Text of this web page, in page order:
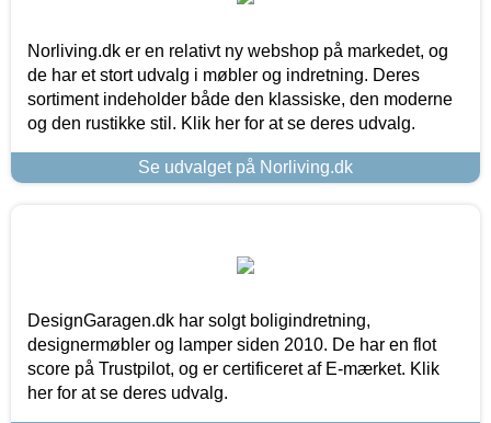
Norliving.dk er en relativt ny webshop på markedet, og
de har et stort udvalg i møbler og indretning. Deres
sortiment indeholder både den klassiske, den moderne
og den rustikke stil. Klik her for at se deres udvalg.
Se udvalget på Norliving.dk
DesignGaragen.dk har solgt boligindretning,
designermøbler og lamper siden 2010. De har en flot
score på Trustpilot, og er certificeret af E-mærket. Klik
her for at se deres udvalg.